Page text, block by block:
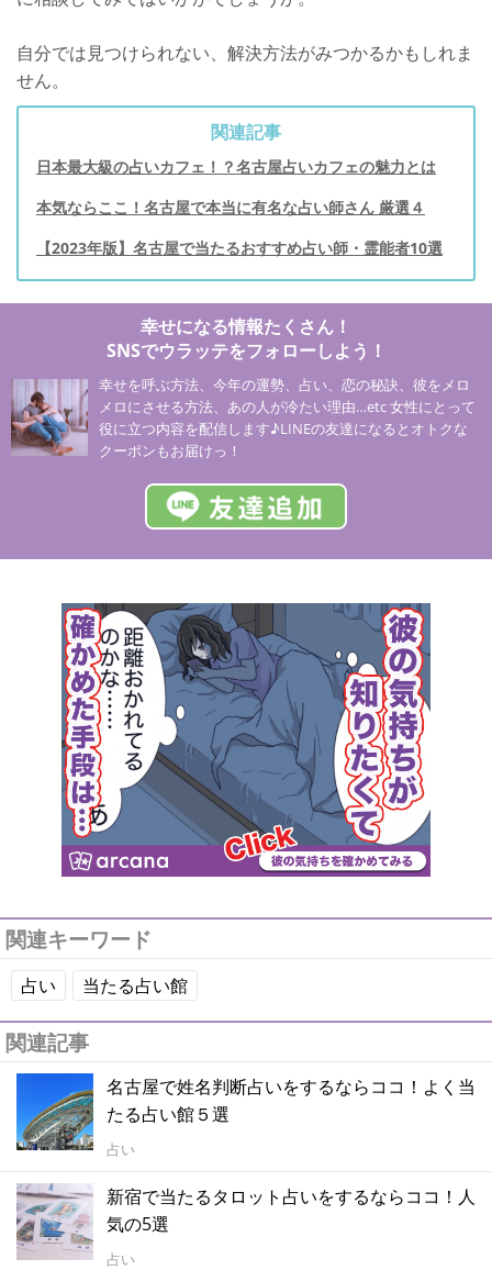
自分では見つけられない、解決方法がみつかるかもしれま
せん。
関連記事
日本最大級の占いカフェ！？名古屋占いカフェの魅力とは
本気ならここ！名古屋で本当に有名な占い師さん 厳選４
【2023年版】名古屋で当たるおすすめ占い師・霊能者10選
幸せになる情報たくさん！
SNSでウラッテをフォローしよう！
幸せを呼ぶ方法、今年の運勢、占い、恋の秘訣、彼をメロ
メロにさせる方法、あの人が冷たい理由…etc 女性にとって
役に立つ内容を配信します♪LINEの友達になるとオトクな
クーポンもお届けっ！
関連キーワード
占い 当たる占い館
関連記事
名古屋で姓名判断占いをするならココ！よく当
たる占い館５選
占い
新宿で当たるタロット占いをするならココ！人
気の5選
占い